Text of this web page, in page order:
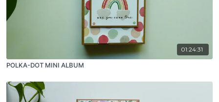
01:24:31
POLKA-DOT MINI ALBUM